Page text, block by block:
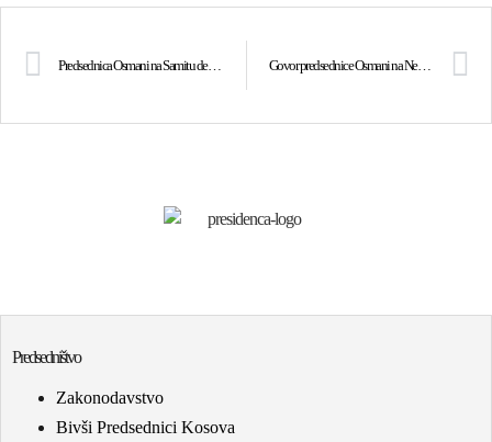
Predsednica Osmani na Samitu demokratije Jugoistočne Evrope: Vidimo NATO kao garanciju za trajnu bezbednost i mir u regionu i šire Govor predsednice Osmani na Nedelji održivog razvoja na Kosovu
Predsedništvo
Zakonodavstvo
Bivši Predsednici Kosova